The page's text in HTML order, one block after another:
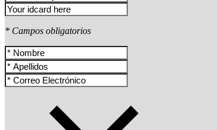
* Campos obligatorios